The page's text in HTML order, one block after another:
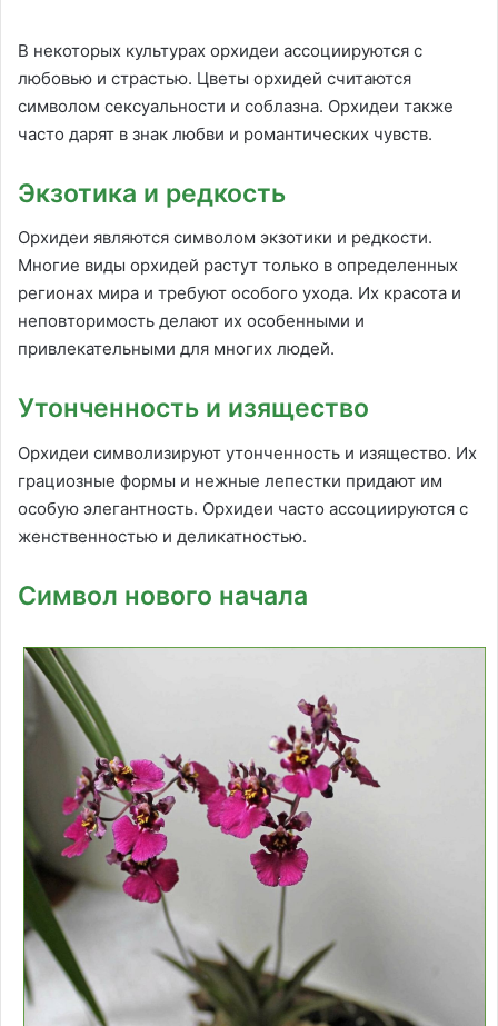
В некоторых культурах орхидеи ассоциируются с
любовью и страстью. Цветы орхидей считаются
символом сексуальности и соблазна. Орхидеи также
часто дарят в знак любви и романтических чувств.
Экзотика и редкость
Орхидеи являются символом экзотики и редкости.
Многие виды орхидей растут только в определенных
регионах мира и требуют особого ухода. Их красота и
неповторимость делают их особенными и
привлекательными для многих людей.
Утонченность и изящество
Орхидеи символизируют утонченность и изящество. Их
грациозные формы и нежные лепестки придают им
особую элегантность. Орхидеи часто ассоциируются с
женственностью и деликатностью.
Символ нового начала